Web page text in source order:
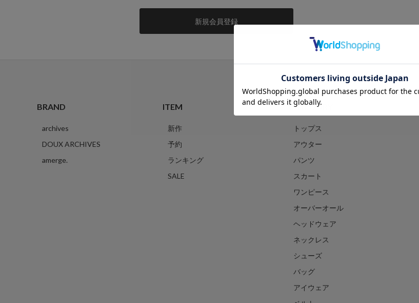
BRAND
archives
DOUX ARCHIVES
amerge.
ITEM
新作
予約
ランキング
SALE
CATEGORY
トップス
アウター
パンツ
スカート
ワンピース
オーバーオール
ヘッドウェア
ネックレス
シューズ
バッグ
アイウェア